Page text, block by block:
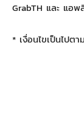
GrabTH และ แอพ
* เงื่อนไขเป็นไปต